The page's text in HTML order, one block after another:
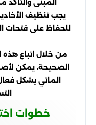
المبنى
يجب تنظيف
للحفاظ على فتحات
من خلال اتباع هذه
الصحيحة، يمكن
المائي بشكل
خطوات